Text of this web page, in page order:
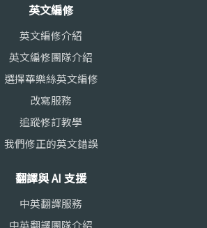
英文編修
英文編修介紹
英文編修團隊介紹
選擇華樂絲英文編修
改寫服務
追蹤修訂教學
我們修正的英文錯誤
翻譯與 AI 支援
中英翻譯服務
中英翻譯團隊介紹